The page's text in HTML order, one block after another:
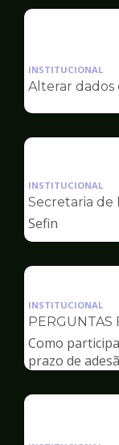
INSTITUCIONAL
Alterar dados
INSTITUCIONAL
Secretaria de
Sefin
INSTITUCIONAL
PERGUNTAS
Como
prazo de